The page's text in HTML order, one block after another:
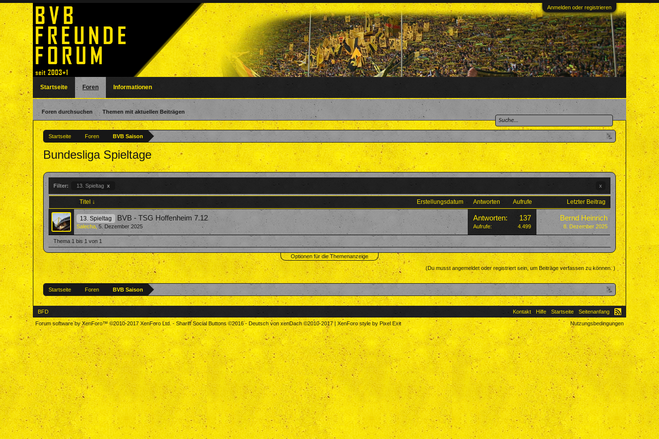
Anmelden oder registrieren
Startseite Foren BVB Saison
Bundesliga Spieltage
Filter: 13. Spieltag x x
Titel ↓ Erstellungsdatum Antworten Aufrufe Letzter Beitrag
13. Spieltag BVB - TSG Hoffenheim 7.12
Salecha ,5. Dezember 2025
Antworten: 137
Aufrufe: 4.499
Bernd Heinrich
8. Dezember 2025
Thema 1 bis 1 von 1
Optionen für die Themenanzeige
(Du musst angemeldet oder registriert sein, um Beiträge verfassen zu können. )
Startseite Foren BVB Saison
Startseite Foren
Foren durchsuchen Themen mit aktuellen Beiträgen
Informationen
BFD Kontakt Hilfe Startseite
Seitenanfang
Nutzungsbedingungen
Forum software by XenForo™©2010-2017 XenForo Ltd. -Shariff Social Buttons©2016-Deutsch von xenDach©2010-2017 | XenForo style by Pixel Exit